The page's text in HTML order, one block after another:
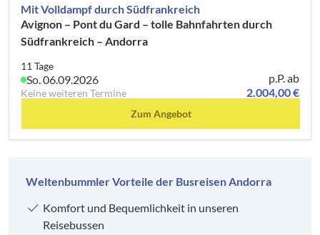
Mit Volldampf durch Südfrankreich
Avignon – Pont du Gard – tolle Bahnfahrten durch
Südfrankreich – Andorra
11 Tage
So. 06.09.2026
Keine weiteren Termine
p.P. ab
2.004,00 €
Zum Angebot
Weltenbummler Vorteile der Busreisen Andorra
Komfort und Bequemlichkeit in unseren
Reisebussen